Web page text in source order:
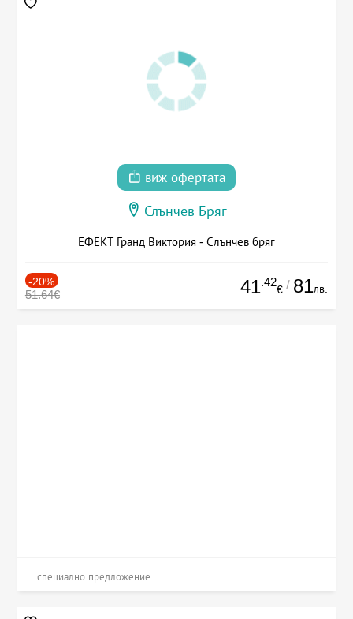
виж офертата
Слънчев Бряг
ЕФЕКТ Гранд Виктория - Слънчев бряг
-20%
51.64€ 41.42
€ / 81лв.
специално предложение